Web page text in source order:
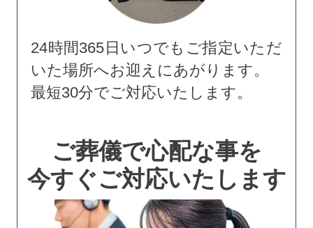
24時間365日いつでもご指定いただ
いた場所へお迎えにあがります。
最短30分でご対応いたします。
ご葬儀で心配な事を
今すぐご対応いたします